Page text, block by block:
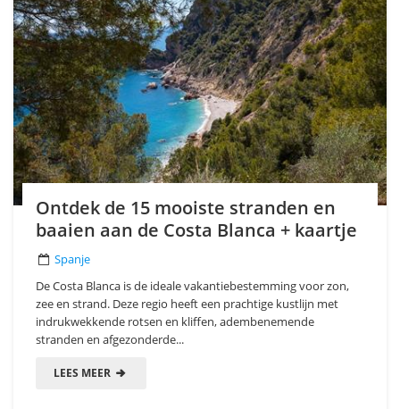
Ontdek de 15 mooiste stranden en
baaien aan de Costa Blanca + kaartje
Spanje
De Costa Blanca is de ideale vakantiebestemming voor zon,
zee en strand. Deze regio heeft een prachtige kustlijn met
indrukwekkende rotsen en kliffen, adembenemende
stranden en afgezonderde...
LEES MEER